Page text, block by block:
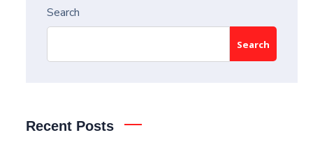
Search
Search
Recent Posts